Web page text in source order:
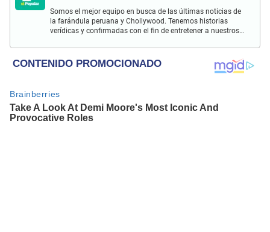
Somos el mejor equipo en busca de las últimas noticias de
la farándula peruana y Chollywood. Tenemos historias
verídicas y confirmadas con el fin de entretener a nuestros